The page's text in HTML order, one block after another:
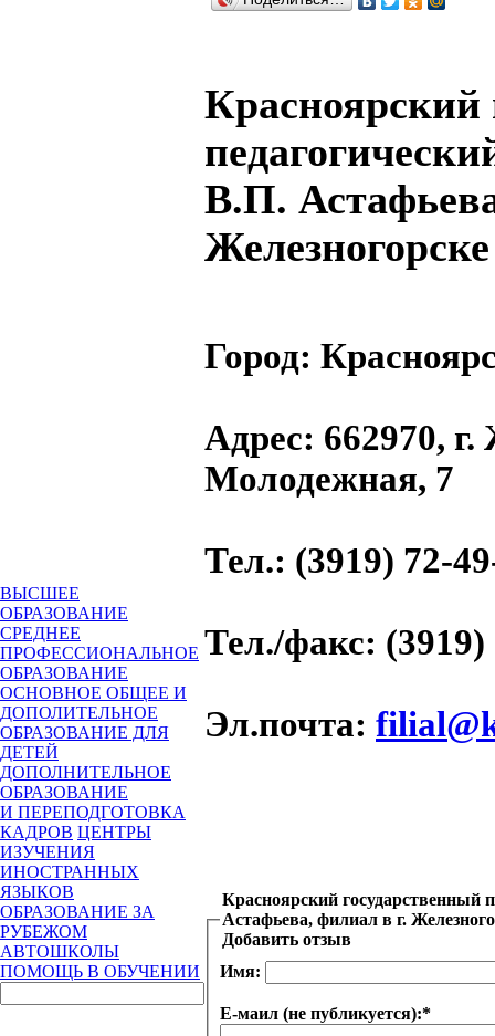
ВЫСШЕЕ
ОБРАЗОВАНИЕ
СРЕДНЕЕ
ПРОФЕССИОНАЛЬНОЕ
ОБРАЗОВАНИЕ
ОСНОВНОЕ ОБЩЕЕ И
ДОПОЛИТЕЛЬНОЕ
ОБРАЗОВАНИЕ ДЛЯ
ДЕТЕЙ
ДОПОЛНИТЕЛЬНОЕ
ОБРАЗОВАНИЕ
И ПЕРЕПОДГОТОВКА
КАДРОВ ЦЕНТРЫ
ИЗУЧЕНИЯ
ИНОСТРАННЫХ
ЯЗЫКОВ
ОБРАЗОВАНИЕ ЗА
РУБЕЖОМ
АВТОШКОЛЫ
ПОМОЩЬ В ОБУЧЕНИИ
Красноярский
В.П.
Город:
Адрес: 662970, г.
Молодежная, 7
Тел.: (3919) 72-
Тел./факс: (3919)
Эл.почта:
Красноярский государственный
Астафьева, филиал в г.
Добавить отзыв
Имя:
Е-маил (не публикуется):*